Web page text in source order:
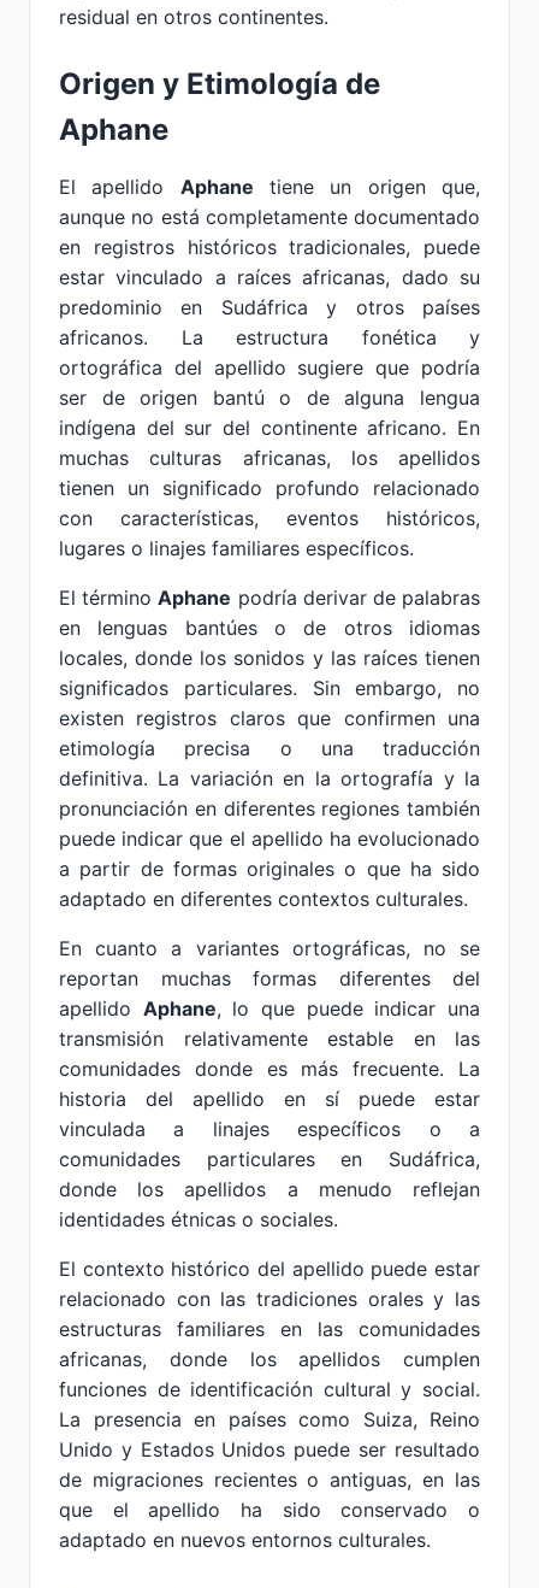
residual en otros continentes.
Origen y Etimología de
Aphane
El apellido Aphane tiene un origen que,
aunque no está completamente documentado
en registros históricos tradicionales, puede
estar vinculado a raíces africanas, dado su
predominio en Sudáfrica y otros países
africanos. La estructura fonética y
ortográfica del apellido sugiere que podría
ser de origen bantú o de alguna lengua
indígena del sur del continente africano. En
muchas culturas africanas, los apellidos
tienen un significado profundo relacionado
con características, eventos históricos,
lugares o linajes familiares específicos.
El términoAphane podría derivar de palabras
en lenguas bantúes o de otros idiomas
locales, donde los sonidos y las raíces tienen
significados particulares. Sin embargo, no
existen registros claros que confirmen una
etimología precisa o una traducción
definitiva. La variación en la ortografía y la
pronunciación en diferentes regiones también
puede indicar que el apellido ha evolucionado
a partir de formas originales o que ha sido
adaptado en diferentes contextos culturales.
En cuanto a variantes ortográficas, no se
reportan muchas formas diferentes del
apellido Aphane, lo que puede indicar una
transmisión relativamente estable en las
comunidades donde es más frecuente. La
historia del apellido en sí puede estar
vinculada a linajes específicos o a
comunidades particulares en Sudáfrica,
donde los apellidos a menudo reflejan
identidades étnicas o sociales.
El contexto histórico del apellido puede estar
relacionado con las tradiciones orales y las
estructuras familiares en las comunidades
africanas, donde los apellidos cumplen
funciones de identificación cultural y social.
La presencia en países como Suiza, Reino
Unido y Estados Unidos puede ser resultado
de migraciones recientes o antiguas, en las
que el apellido ha sido conservado o
adaptado en nuevos entornos culturales.